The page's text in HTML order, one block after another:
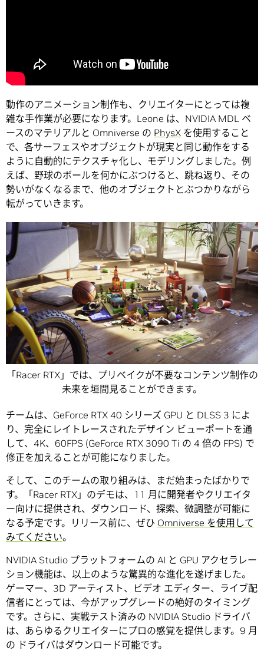
動作のアニメーション制作も、クリエイターにとっては複
雑な手作業が必要になります。Leone は、NVIDIA MDL ベ
ースのマテリアルと Omniverse の PhysX を使用すること
で、各サーフェスやオブジェクトが現実と同じ動作をする
ように自動的にテクスチャ化し、モデリングしました。例
えば、野球のボールを何かにぶつけると、跳ね返り、その
勢いがなくなるまで、他のオブジェクトとぶつかりながら
転がっていきます。
「Racer RTX」では、プリベイクが不要なコンテンツ制作の
未来を垣間見ることができます。
チームは、GeForce RTX 40 シリーズ GPU と DLSS 3 によ
り、完全にレイトレースされたデザイン ビューポートを通
して、4K、60FPS (GeForce RTX 3090 Ti の 4 倍の FPS) で
修正を加えることが可能になりました。
そして、このチームの取り組みは、まだ始まったばかりで
す。「Racer RTX」のデモは、11 月に開発者やクリエイタ
ー向けに提供され、ダウンロード、探索、微調整が可能に
なる予定です。リリース前に、ぜひ Omniverse を使用して
みてください。
NVIDIA Studio プラットフォームの AI と GPU アクセラレー
ション機能は、以上のような驚異的な進化を遂げました。
ゲーマー、3D アーティスト、ビデオ エディター、ライブ配
信者にとっては、今がアップグレードの絶好のタイミング
です。さらに、実戦テスト済みの NVIDIA Studio ドライバ
は、あらゆるクリエイターにプロの感覚を提供します。9 月
の ドライバはダウンロード可能です。